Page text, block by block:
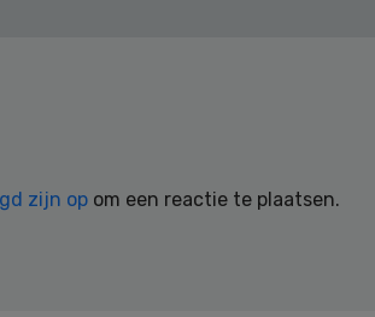
zijn op om een reactie te plaatsen.